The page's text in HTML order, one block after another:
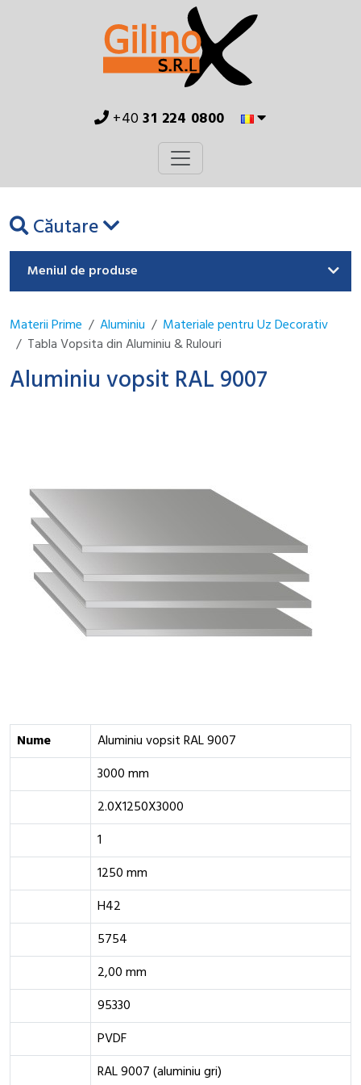
+4031 224 0800
Căutare
Meniul de produse
Materii Prime Aluminiu
Materiale pentru Uz Decorativ
Tabla Vopsita din Aluminiu & Rulouri
Aluminiu vopsit RAL 9007
Nume
Aluminiu vopsit RAL 9007
3000 mm
2.0X1250X3000
1
1250 mm
H42
5754
2,00 mm
95330
PVDF
RAL 9007 (aluminiu gri)